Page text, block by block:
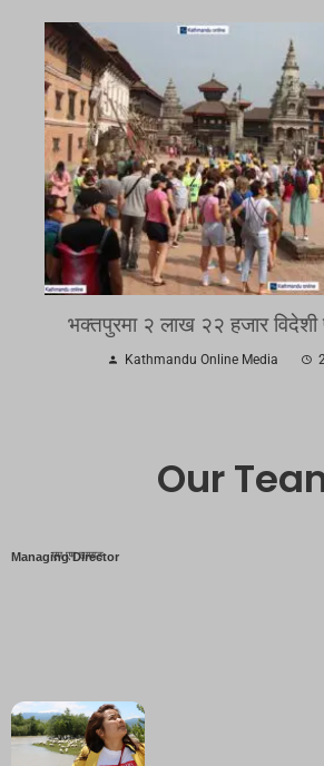
भक्तपुरमा २ लाख २२ हजार
Kathmandu Online Media
Our
Managing Director
एम एम तामाङ